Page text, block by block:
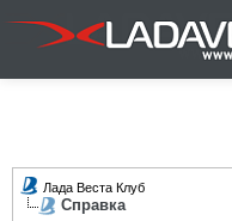
Лада Веста Клуб
Справка